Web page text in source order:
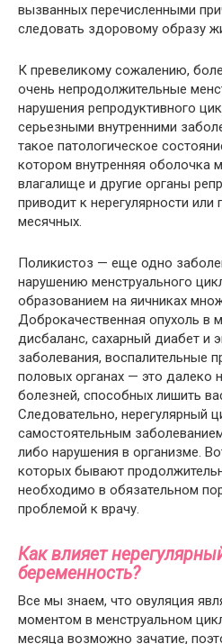
вызванных перечисленными
следовать здоровому образу
К превеликому сожалению,
очень непродолжительные
нарушения репродуктивного
серьезными внутренними
такое патологическое
котором внутренняя оболочка
влагалище и другие органы
приводит к нерегулярности или
месячных.
Поликистоз — еще одно
нарушению менструального
образованием на яичниках
Доброкачественная опухоль в
дисбаланс, сахарный диабет и
заболевания, воспалительные
половых органах — это далеко
болезней, способных лишить
Следовательно, нерегулярный
самостоятельным
либо нарушения в организме.
которых бывают
необходимо в обязательном
проблемой к врачу.
Как влияет
беременность?
Все мы знаем, что овуляция
моментом в менструальном
месяца возможно зачатие,